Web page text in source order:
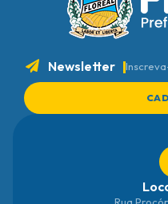
Newsletter
Rua